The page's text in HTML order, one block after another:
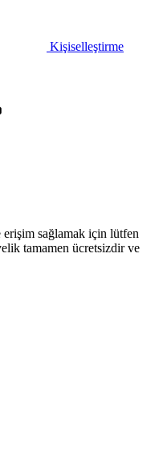
Kişiselleştirme
sağlamak için lütfen
tamamen ücretsizdir ve